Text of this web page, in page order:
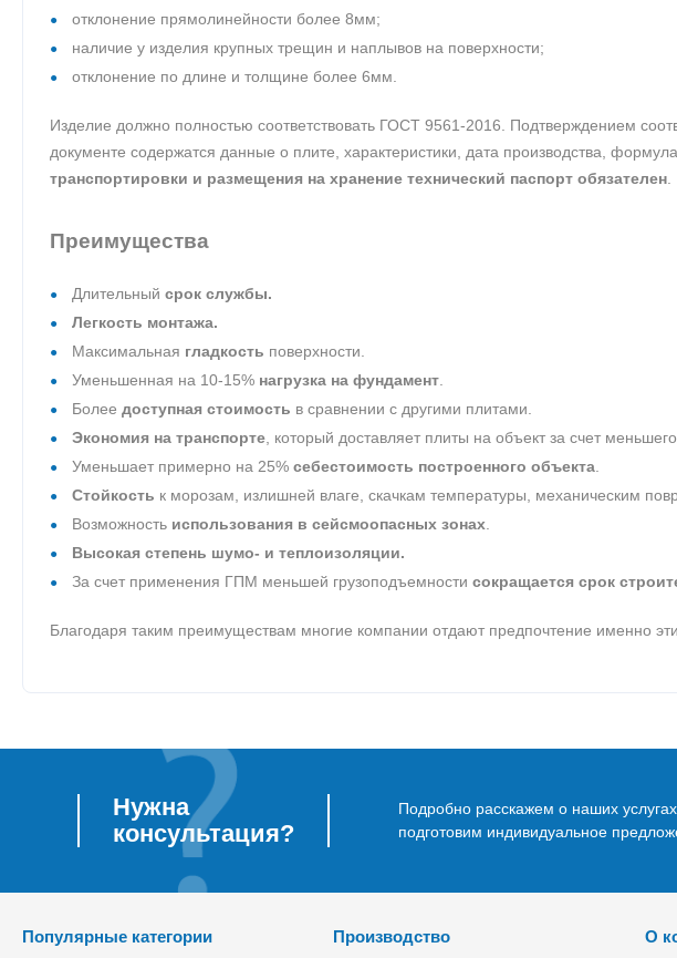
отклонение прямолинейности более 8мм;
наличие у изделия крупных трещин и наплывов на поверхности;
отклонение по длине и толщине более 6мм.
Изделие должно полностью соответствовать ГОСТ 9561-2016. Подтверждением
документе содержатся данные о плите, характеристики, дата производства,
транспортировки и размещения на хранение технический паспорт обязателен
Преимущества
Длительный срок службы.
Легкость монтажа.
Максимальная гладкость поверхности.
Уменьшенная на 10-15% нагрузка на фундамент
Более доступная стоимость в сравнении с другими плитами.
Экономия на транспорте , который доставляет плиты на объект за счет
Уменьшает примерно на 25% себестоимость построенного объекта
Стойкость к морозам, излишней влаге, скачкам температуры, механическим
Возможность использования в сейсмоопасных зонах
Высокая степень шумо- и теплоизоляции.
За счет применения ГПМ меньшей грузоподъемности сокращается срок
Благодаря таким преимуществам многие компании отдают предпочтение именно
Нужна
консультация?
Подробно расскажем о наших
подготовим индивидуальное
Популярные категории Производство О